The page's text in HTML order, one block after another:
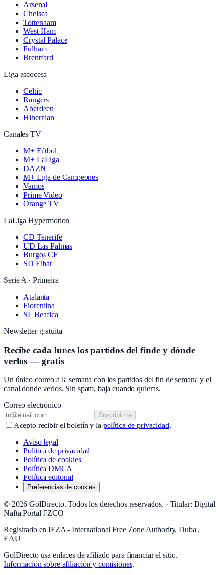
Arsenal
Chelsea
Tottenham
West Ham
Crystal Palace
Fulham
Brentford
Liga escocesa
Celtic
Rangers
Aberdeen
Hibernian
Canales TV
M+ Fútbol
M+ LaLiga
DAZN
M+ Liga de Campeones
Vamos
Prime Video
Orange TV
LaLiga Hypermotion
CD Tenerife
UD Las Palmas
Burgos CF
SD Eibar
Serie A · Primeira
Atalanta
Fiorentina
SL Benfica
Newsletter gratuita
Recibe cada lunes los partidos del finde y dónde
verlos — gratis
Un único correo a la semana con los partidos del fin de semana y el
canal donde verlos. Sin spam, baja cuando quieras.
Correo electrónico
Suscribirme
Acepto recibir el boletín y la política de privacidad.
Aviso legal
Política de privacidad
Política de cookies
Política DMCA
Política editorial
Preferencias de cookies
© 2026 GolDirecto. Todos los derechos reservados. · Titular: Digital
Nafta Portal FZCO
Registrado en IFZA - International Free Zone Authority, Dubai,
EAU
GolDirecto usa enlaces de afiliado para financiar el sitio.
Información sobre afiliación y comisiones.